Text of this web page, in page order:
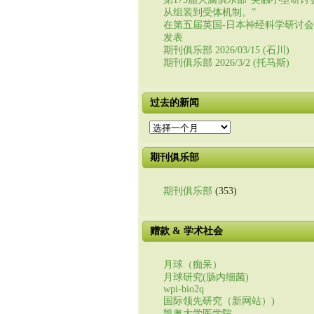
从组装到受体机制。”
在第五届英国-日本神经科学研讨
发表
期刊俱乐部 2026/03/15 (石川)
期刊俱乐部 2026/3/2 (托马斯)
过去的新闻
过
的
新
期刊俱乐部
期刊俱乐部 (353)
赠款 & 学术社会
月球（痴呆）
月球研究(肠内细菌)
wpi-bio2q
国际领先研究（新网站）)